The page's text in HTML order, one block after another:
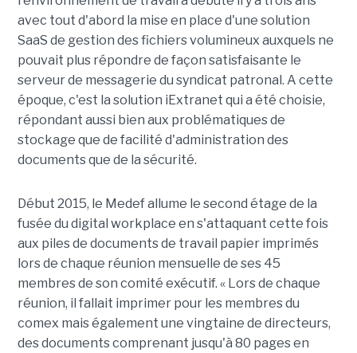
avec tout d'abord la mise en place d'une solution
SaaS de gestion des fichiers volumineux auxquels ne
pouvait plus répondre de façon satisfaisante le
serveur de messagerie du syndicat patronal. A cette
époque, c'est la solution iExtranet qui a été choisie,
répondant aussi bien aux problématiques de
stockage que de facilité d'administration des
documents que de la sécurité.
Début 2015, le Medef allume le second étage de la
fusée du digital workplace en s'attaquant cette fois
aux piles de documents de travail papier imprimés
lors de chaque réunion mensuelle de ses 45
membres de son comité exécutif. « Lors de chaque
réunion, il fallait imprimer pour les membres du
comex mais également une vingtaine de directeurs,
des documents comprenant jusqu'à 80 pages en